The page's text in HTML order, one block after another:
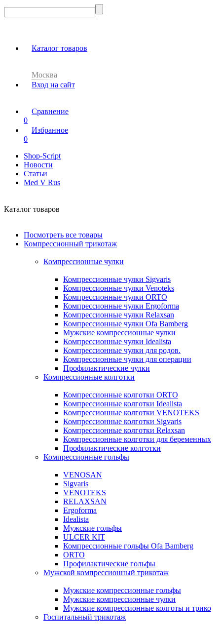
Каталог товаров
Москва
Вход на сайт
Сравнение
0
Избранное
0
Shop-Script
Новости
Статьи
Med V Rus
Каталог товаров
Посмотреть все товары
Компрессионный трикотаж
Компрессионные чулки
Компрессионные чулки Sigvaris
Компрессионные чулки Venoteks
Компрессионные чулки ORTO
Компрессионные чулки Ergoforma
Компрессионные чулки Relaxsan
Компрессионные чулки Ofa Bamberg
Мужские компрессионные чулки
Компрессионные чулки Idealista
Компрессионные чулки для родов.
Компрессионные чулки для операции
Профилактические чулки
Компрессионные колготки
Компрессионные колготки ORTO
Компрессионные колготки Idealista
Компрессионные колготки VENOTEKS
Компрессионные колготки Sigvaris
Компрессионные колготки Relaxsan
Компрессионные колготки для беременных
Профилактические колготки
Компрессионные гольфы
VENOSAN
Sigvaris
VENOTEKS
RELAXSAN
Ergoforma
Idealista
Мужские гольфы
ULCER KIT
Компрессионные гольфы Ofa Bamberg
ORTO
Профилактические гольфы
Мужской компрессионный трикотаж
Мужские компрессионные гольфы
Мужские компрессионные чулки
Мужские компрессионные колготы и трико
Госпитальный трикотаж